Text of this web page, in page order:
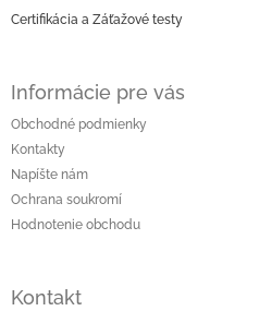
Certifikácia a Záťažové testy
Informácie pre vás
Obchodné podmienky
Kontakty
Napíšte nám
Ochrana soukromí
Hodnotenie obchodu
Kontakt